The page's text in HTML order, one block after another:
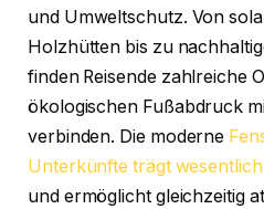
und Umweltschutz. Von
Holzhütten bis zu
finden Reisende zahlreiche
ökologischen Fußabdruck
verbinden. Die moderne
Unterkünfte trägt
und ermöglicht gleichzeitig